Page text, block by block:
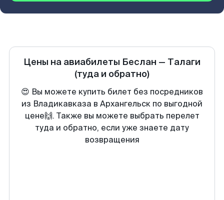
Цены на авиабилеты Беслан — Талаги
(туда и обратно)
😍 Вы можете купить билет без посредников
из Владикавказа в Архангельск по выгодной
цене🙌. Также вы можете выбрать перелет
туда и обратно, если уже знаете дату
возвращения